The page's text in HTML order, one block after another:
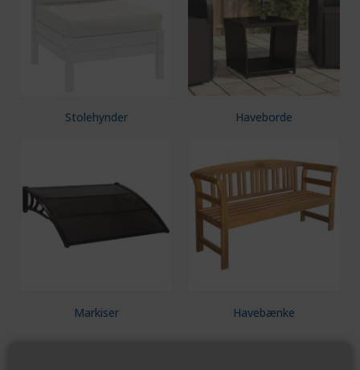
Stolehynder Haveborde
Markiser Havebænke